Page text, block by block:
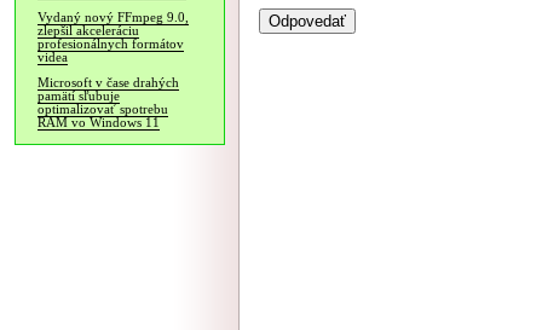
Vydaný nový FFmpeg 9.0,
zlepšil akceleráciu
profesionálnych formátov
videa
Microsoft v čase drahých
pamätí sľubuje
optimalizovať spotrebu
RAM vo Windows 11